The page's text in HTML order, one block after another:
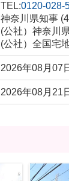
TEL:0120-028-
神奈川県知事
(公社）神奈川
(公社）全国宅
2026年08月07
2026年08月21